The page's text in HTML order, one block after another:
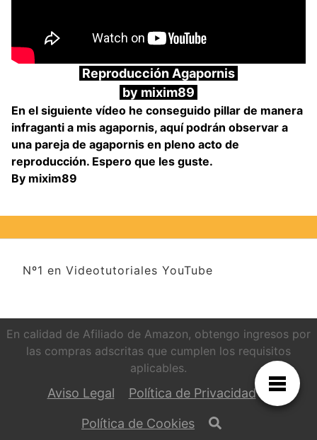
Reproducción Agapornis
by mixim89
En el siguiente vídeo he conseguido pillar de manera
infraganti a mis agapornis, aquí podrán observar a
una pareja de agapornis en pleno acto de
reproducción. Espero que les guste.
By mixim89
Nº1 en Videotutoriales YouTube
En calidad de Afiliado de Amazon, obtengo ingresos por
las compras adscritas que cumplen los requisitos
aplicables.
Aviso Legal Política de Privacidad
Política de Cookies